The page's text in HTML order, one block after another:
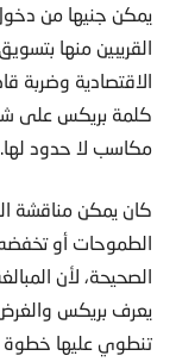
يمكن جنيها من
القريبين منها
الاقتصادية وضربة
كلمة بريكس على
مكاسب لا حدود لها.
كان يمكن مناقشة
الطموحات أو
الصحيحة، لأن
يعرف بريكس والغرض
تنطوي عليها خطوة